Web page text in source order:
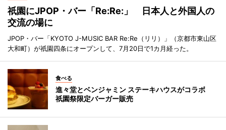
祇園にJPOP・バー「Re:Re:」 日本人と外国人の
交流の場に
JPOP・バー「KYOTO J-MUSIC BAR Re:Re（リリ）」（京都市東山区
大和町）が祇園四条にオープンして、7月20日で1カ月経った。
食べる
進々堂とベンジャミン ステーキハウスがコラボ
祇園祭限定バーガー販売